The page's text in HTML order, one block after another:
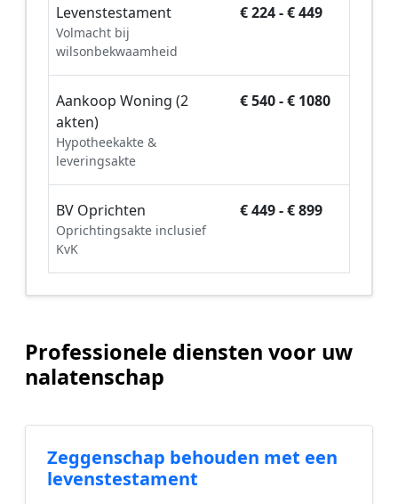
Levenstestament
Volmacht bij
wilsonbekwaamheid
€ 224 - € 449
Aankoop Woning (2
akten)
Hypotheekakte &
leveringsakte
€ 540 - € 1080
BV Oprichten
Oprichtingsakte inclusief
KvK
€ 449 - € 899
Professionele diensten voor uw
nalatenschap
Zeggenschap behouden met een
levenstestament